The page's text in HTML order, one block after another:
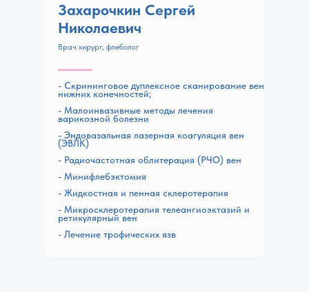
Врач хирург, флеболог
Захарочкин Сергей
Николаевич
- Скрининговое дуплексное сканирование вен
нижних конечностей;
- Малоинвазивные методы лечения
варикозной болезни
- Эндовазальная лазерная коагуляция вен
(ЭВЛК)
- Радиочастотная облитерация (РЧО) вен
- Минифлебэктомия
- Жидкостная и пенная склеротерапия
- Микросклеротерапия телеангиоэктазий и
ретикулярный вен
- Лечение трофических язв